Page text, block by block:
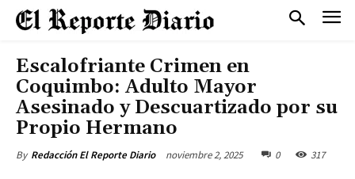
Escalofriante Crimen en
Coquimbo: Adulto Mayor
Asesinado y Descuartizado por su
Propio Hermano
By Redacción El Reporte Diario noviembre 2, 2025 0 317